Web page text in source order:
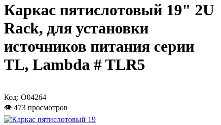
Каркас пятислотовый 19" 2U
Rack, для установки
источников питания серии
TL, Lambda # TLR5
Код: О04264
👁 473 просмотров